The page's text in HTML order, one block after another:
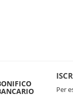
Per